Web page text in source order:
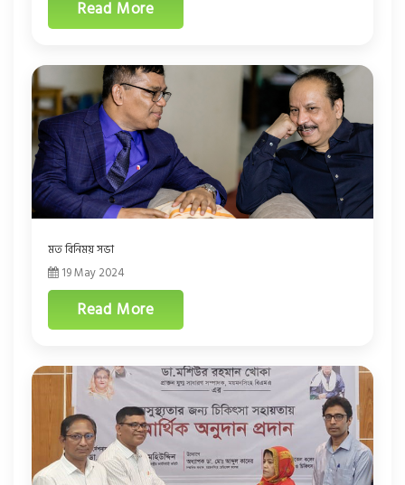
Read More
মত বিনিময় সভা
19 May 2024
Read More